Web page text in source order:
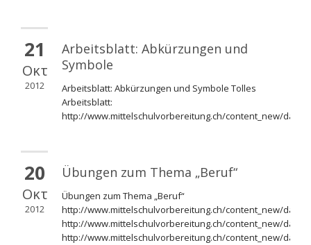
21
Οκτ
2012
Arbeitsblatt: Abkürzungen und
Symbole
Arbeitsblatt: Abkürzungen und Symbole Tolles
Arbeitsblatt:
http://www.mittelschulvorbereitung.ch/content_new/
20
Οκτ
2012
Übungen zum Thema „Beruf“
Übungen zum Thema „Beruf“
http://www.mittelschulvorbereitung.ch/content_new/
http://www.mittelschulvorbereitung.ch/content_new/
http://www.mittelschulvorbereitung.ch/content_new/